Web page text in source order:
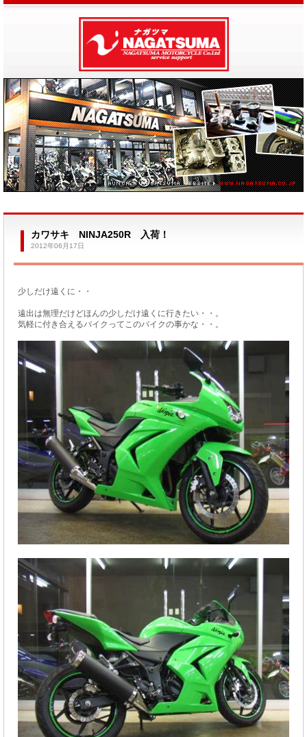
カワサキ NINJA250R 入荷！
2012年06月17日
少しだけ遠くに・・
遠出は無理だけどほんの少しだけ遠くに行きたい・・。
気軽に付き合えるバイクってこのバイクの事かな・・。